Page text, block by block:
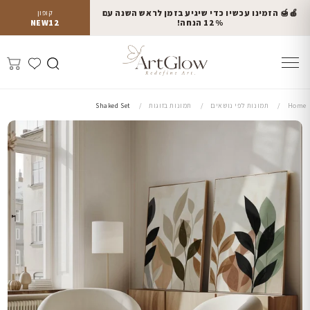
קופון
NEW12
🍎🍯 הזמינו עכשיו כדי שיגיע בזמן לראש השנה עם
12% הנחה!
Home תמונות לפי נושאים תמונות בזוגות Shaked Set